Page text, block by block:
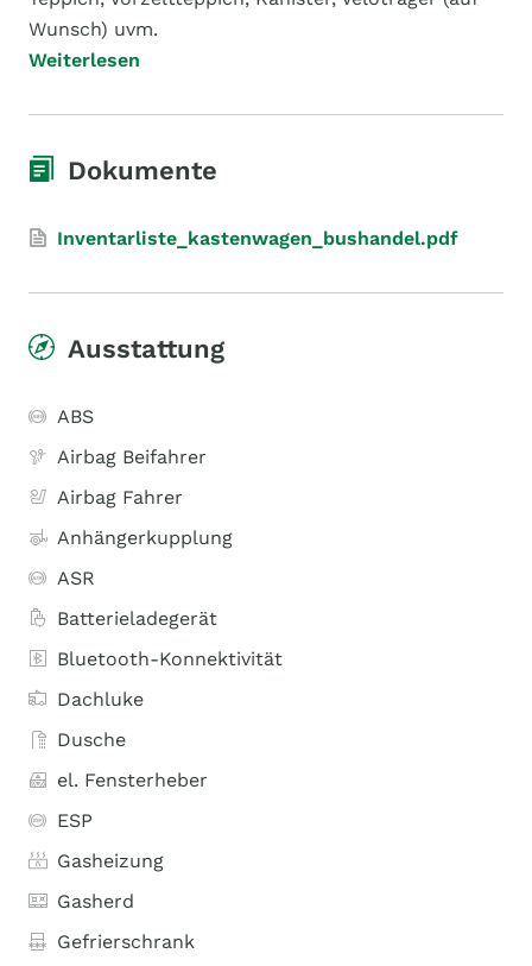
Wunsch) uvm.
Weiterlesen
Dokumente
Inventarliste_kastenwagen_bushandel.pdf
Ausstattung
ABS
Airbag Beifahrer
Airbag Fahrer
Anhängerkupplung
ASR
Batterieladegerät
Bluetooth-Konnektivität
Dachluke
Dusche
el. Fensterheber
ESP
Gasheizung
Gasherd
Gefrierschrank